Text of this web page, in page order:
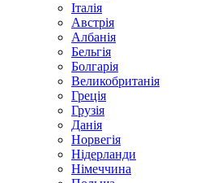
Італія
Австрія
Албанія
Бельгія
Болгарія
Великобританія
Греція
Грузія
Данія
Норвегія
Нідерланди
Німеччина